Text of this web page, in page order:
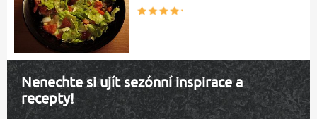
Nenechte si ujít sezónní inspirace a
recepty!